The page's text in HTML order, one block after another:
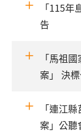
「115
告
「馬祖
案」 決
「連江
案」公聽